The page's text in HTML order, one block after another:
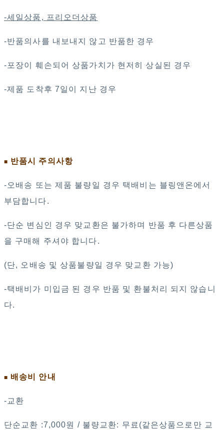
-세일상품, 프리오더상품
-반품의사를 내보내지 않고 반품한 경우
-포장이 훼손되어 상품가치가 현저히 상실된 경우
-제품 도착후 7일이 지난 경우
■ 반품시 주의사항
-오배송 또는 제품 불량일 경우 택배비는 블링앤온에서
부담합니다.
-단순 변심인 경우 맞교환은 불가하며 반품 후 다른상품
을 구매해 주셔야 합니다.
(단, 오배송 및 상품불량일 경우 맞교환 가능)
-택배비가 미입금 된 경우 반품 및 환불처리 되지 않습니
다.
■ 배송비 안내
-교환
단순교환 :7,000원 / 불량교환: 무료(같은상품으로만 교